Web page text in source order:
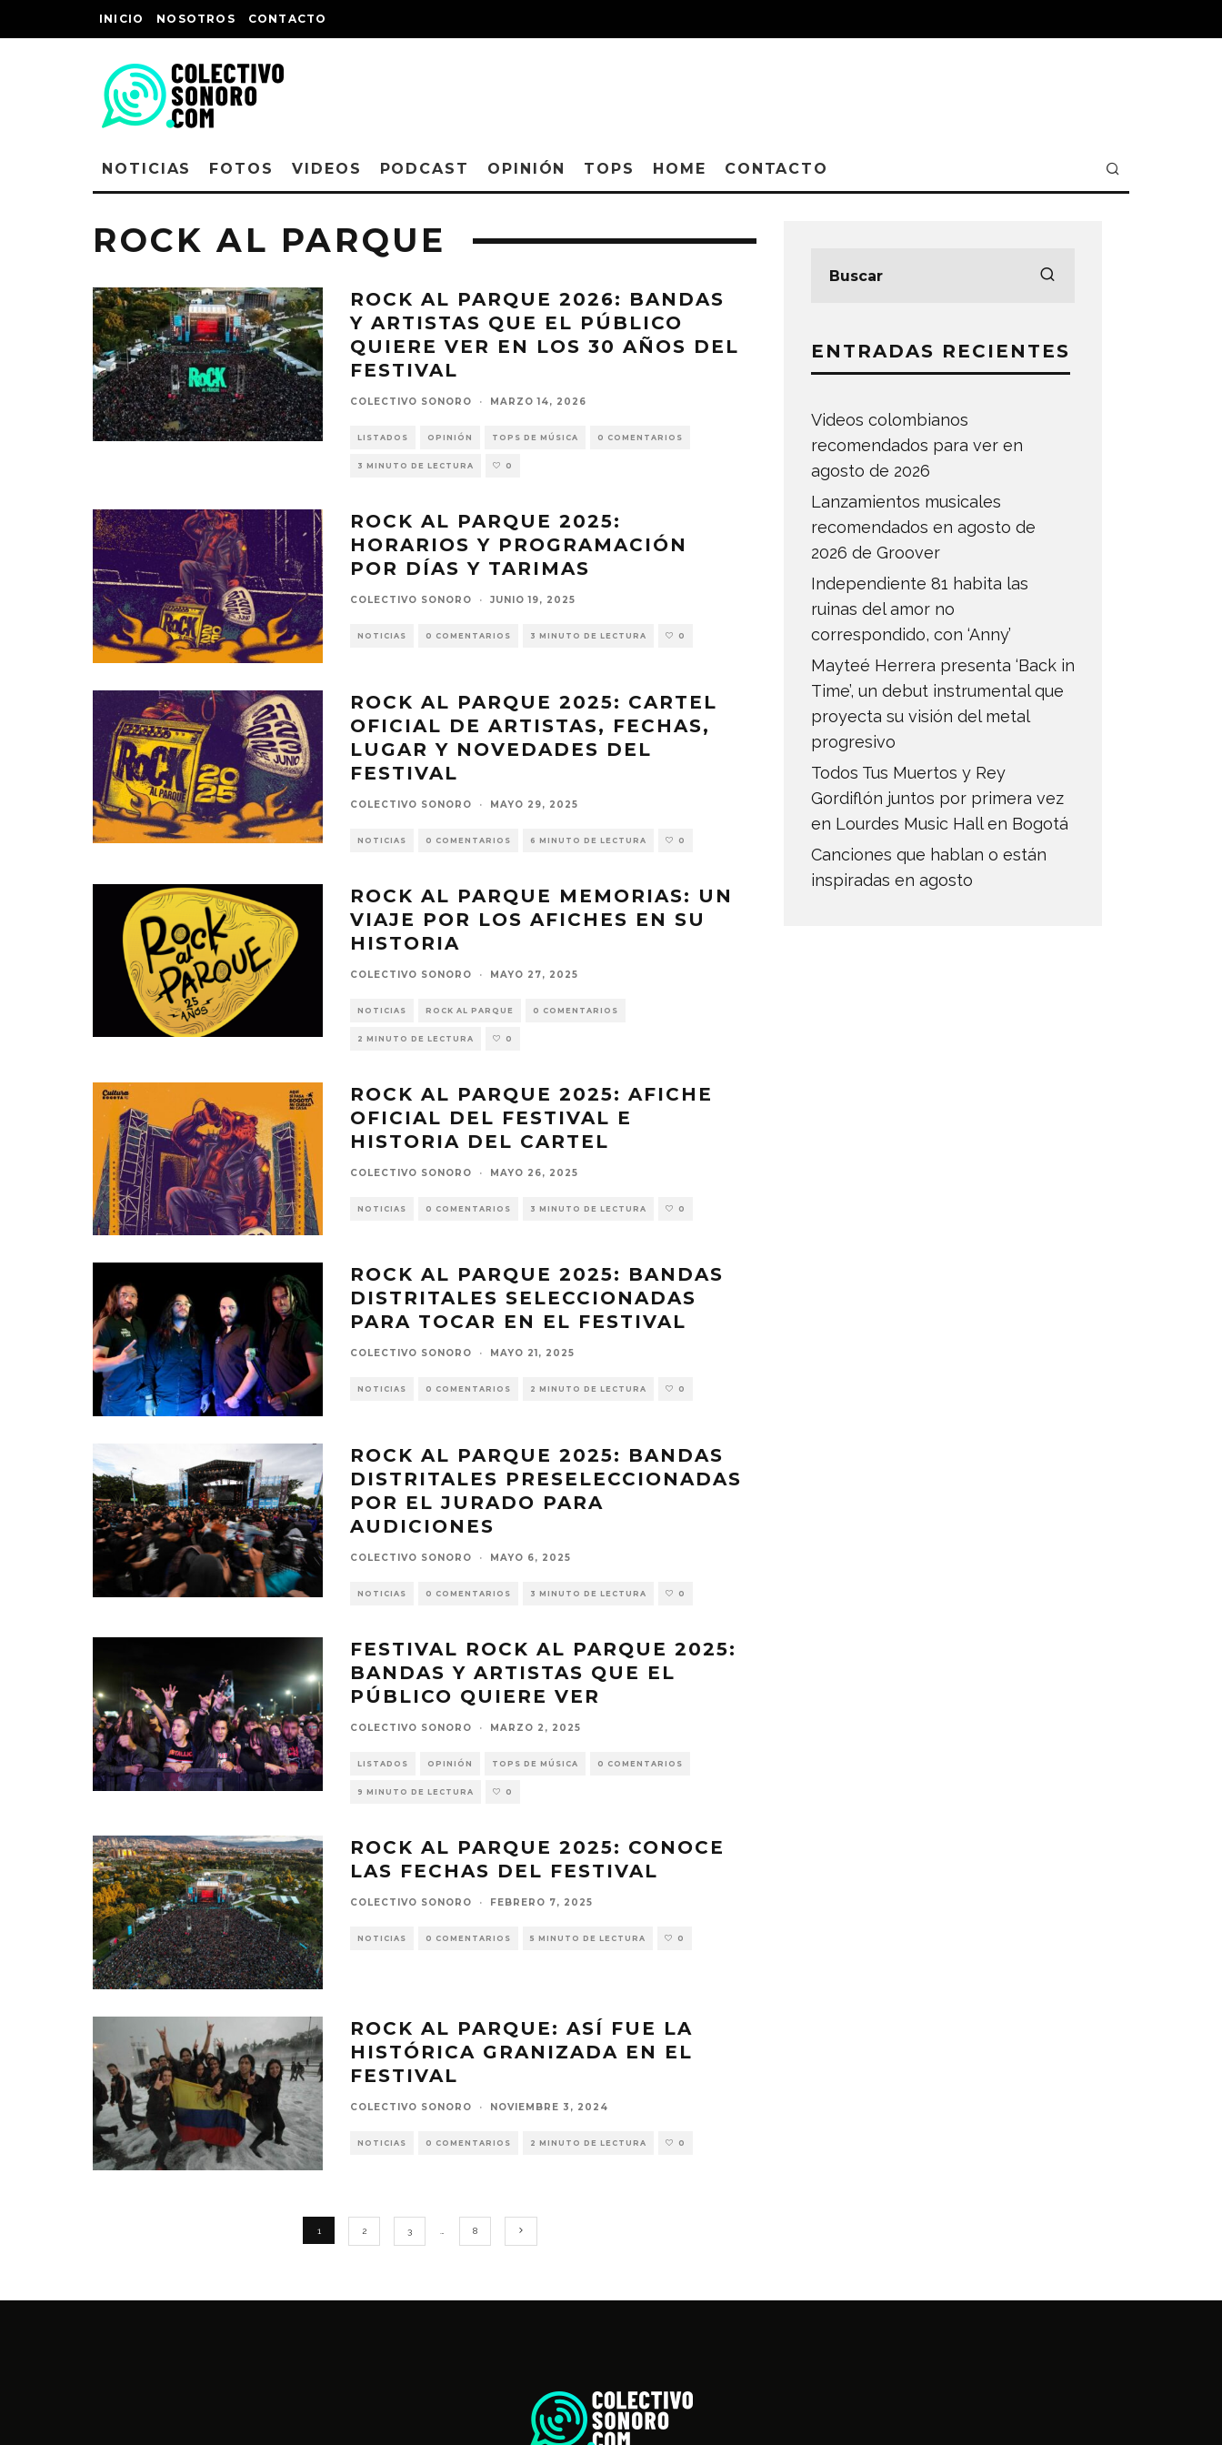
INICIO NOSOTROS CONTACTO
NOTICIAS FOTOS VIDEOS PODCAST OPINIÓN TOPS HOME CONTACTO
ROCK AL PARQUE
ROCK AL PARQUE 2026: BANDAS
Y ARTISTAS QUE EL PÚBLICO
QUIERE VER EN LOS 30 AÑOS DEL
FESTIVAL
COLECTIVO SONORO · MARZO 14, 2026
LISTADOS OPINIÓN TOPS DE MÚSICA 0 COMENTARIOS
3 MINUTO DE LECTURA 0
ROCK AL PARQUE 2025:
HORARIOS Y PROGRAMACIÓN
POR DÍAS Y TARIMAS
COLECTIVO SONORO · JUNIO 19, 2025
NOTICIAS 0 COMENTARIOS 3 MINUTO DE LECTURA 0
ROCK AL PARQUE 2025: CARTEL
OFICIAL DE ARTISTAS, FECHAS,
LUGAR Y NOVEDADES DEL
FESTIVAL
COLECTIVO SONORO · MAYO 29, 2025
NOTICIAS 0 COMENTARIOS 6 MINUTO DE LECTURA 0
ROCK AL PARQUE MEMORIAS: UN
VIAJE POR LOS AFICHES EN SU
HISTORIA
COLECTIVO SONORO · MAYO 27, 2025
NOTICIAS ROCK AL PARQUE 0 COMENTARIOS
2 MINUTO DE LECTURA 0
ROCK AL PARQUE 2025: AFICHE
OFICIAL DEL FESTIVAL E
HISTORIA DEL CARTEL
COLECTIVO SONORO · MAYO 26, 2025
NOTICIAS 0 COMENTARIOS 3 MINUTO DE LECTURA 0
ROCK AL PARQUE 2025: BANDAS
DISTRITALES SELECCIONADAS
PARA TOCAR EN EL FESTIVAL
COLECTIVO SONORO · MAYO 21, 2025
NOTICIAS 0 COMENTARIOS 2 MINUTO DE LECTURA 0
ROCK AL PARQUE 2025: BANDAS
DISTRITALES PRESELECCIONADAS
POR EL JURADO PARA
AUDICIONES
COLECTIVO SONORO · MAYO 6, 2025
NOTICIAS 0 COMENTARIOS 3 MINUTO DE LECTURA 0
FESTIVAL ROCK AL PARQUE 2025:
BANDAS Y ARTISTAS QUE EL
PÚBLICO QUIERE VER
COLECTIVO SONORO · MARZO 2, 2025
LISTADOS OPINIÓN TOPS DE MÚSICA 0 COMENTARIOS
9 MINUTO DE LECTURA 0
ROCK AL PARQUE 2025: CONOCE
LAS FECHAS DEL FESTIVAL
COLECTIVO SONORO · FEBRERO 7, 2025
NOTICIAS 0 COMENTARIOS 5 MINUTO DE LECTURA 0
ROCK AL PARQUE: ASÍ FUE LA
HISTÓRICA GRANIZADA EN EL
FESTIVAL
COLECTIVO SONORO · NOVIEMBRE 3, 2024
NOTICIAS 0 COMENTARIOS 2 MINUTO DE LECTURA 0
1 2 3 8
ENTRADAS RECIENTES
Videos colombianos
recomendados para ver en
agosto de 2026
Lanzamientos musicales
recomendados en agosto de
2026 de Groover
Independiente 81 habita las
ruinas del amor no
correspondido, con ‘Anny’
Mayteé Herrera presenta ‘Back in
Time’, un debut instrumental que
proyecta su visión del metal
progresivo
Todos Tus Muertos y Rey
Gordiflón juntos por primera vez
en Lourdes Music Hall en Bogotá
Canciones que hablan o están
inspiradas en agosto